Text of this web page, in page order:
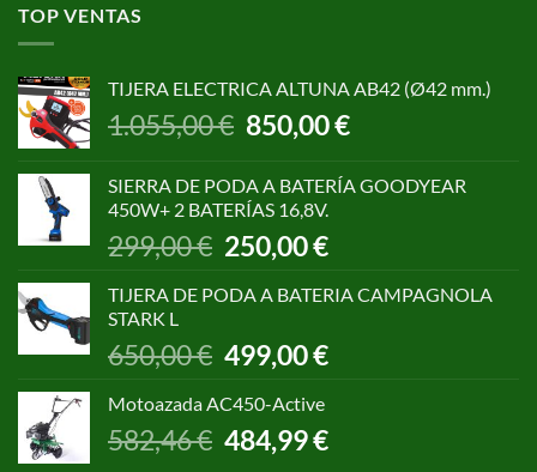
TOP VENTAS
TIJERA ELECTRICA ALTUNA AB42 (Ø42 mm.)
1.055,00€ El
precio
era:
1.055,00 €.
850,00€El
es:
SIERRA DE PODA A BATERÍA GOODYEAR
450W+ 2 BATERÍAS 16,8V.
299,00€ El
precio
original
299,00 €.
250,00€El
actual
250,00 €.
TIJERA DE PODA A BATERIA CAMPAGNOLA
STARK L
650,00€
El
precio
original
650,00 €.
499,00€El
499,00 €.
Motoazada AC450-Active
582,46€
El
precio
484,99€El